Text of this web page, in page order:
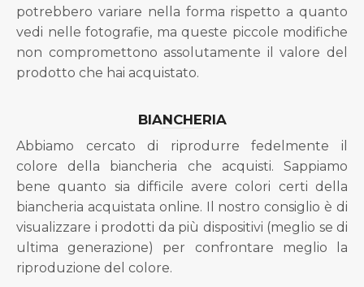
potrebbero variare nella forma rispetto a quanto
vedi nelle fotografie, ma queste piccole modifiche
non compromettono assolutamente il valore del
prodotto che hai acquistato.
BIANCHERIA
Abbiamo cercato di riprodurre fedelmente il
colore della biancheria che acquisti. Sappiamo
bene quanto sia difficile avere colori certi della
biancheria acquistata online. Il nostro consiglio è di
visualizzare i prodotti da più dispositivi (meglio se di
ultima generazione) per confrontare meglio la
riproduzione del colore.